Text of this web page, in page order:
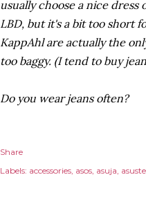
usually choose a nice
LBD, but it's a bit too short
KappAhl are actually the
too baggy. (I tend to buy
Do you wear jeans often?
Share
Labels: accessories asos asuja